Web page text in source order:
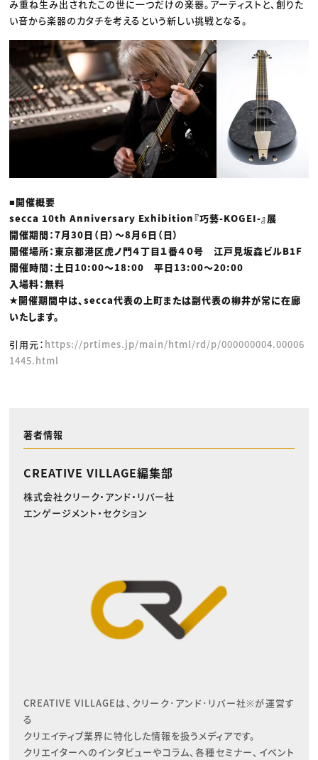
み重ね生み出されたこの世に一つだけの楽器。アーティストと、創りた
い音から楽器のカタチを考えるという新しい挑戦となる。
■開催概要
secca 10th Anniversary Exhibition『巧藝-KOGEI-』展
開催期間：7月30日（日）〜8月6日（日）
開催場所：東京都港区虎ノ門４丁目１番４０号 江戸見坂森ビルB1F
開催時間：土日10:00〜18:00 平日13:00〜20:00
入場料：無料
★開催期間中は、secca代表の上町または副代表の柳井が常に在廊
いたします。
引用元： https://prtimes.jp/main/html/rd/p/000000004.00006
1445.html
著者情報
CREATIVE VILLAGE編集部
株式会社クリーク・アンド・リバー社
エンゲージメント・セクション
CREATIVE VILLAGEは、クリーク･アンド･リバー社※が運営す
る
クリエイティブ業界に特化した情報を扱うメディアです。
クリエイターへのインタビューやコラム、各種セミナー、イベント